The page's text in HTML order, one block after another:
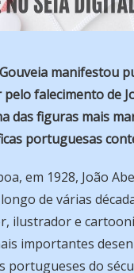
manifestou
falecimento de
das figuras mais
portuguesas
em 1928, João
de várias
ilustrador e
importantes
portugueses do